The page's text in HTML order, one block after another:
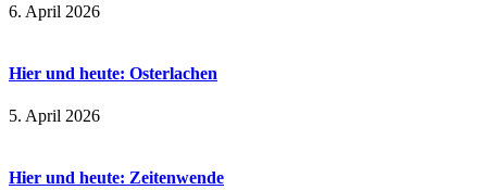
6. April 2026
Hier und heute: Osterlachen
5. April 2026
Hier und heute: Zeitenwende